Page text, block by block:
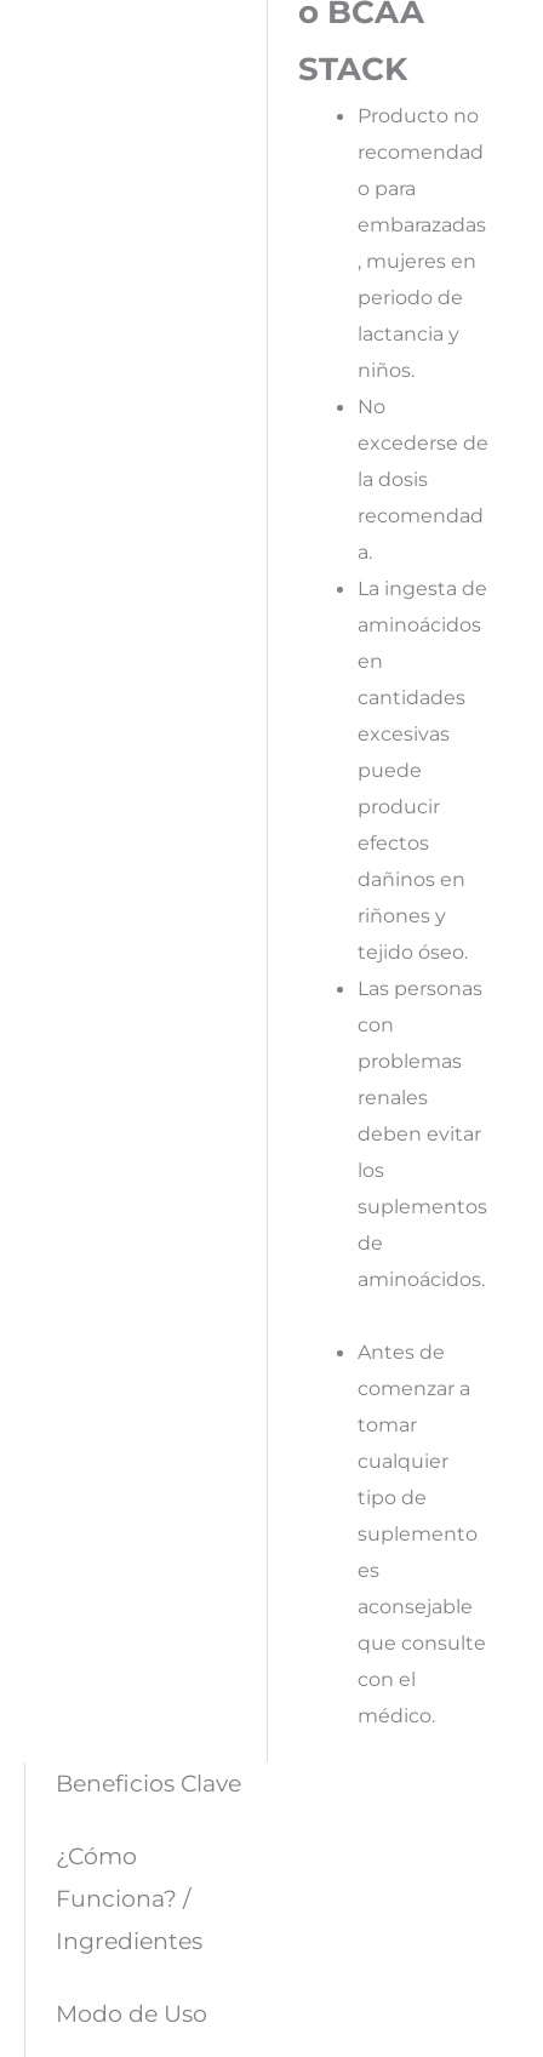
o BCAA
STACK
Producto no
recomendad
o para
embarazadas
, mujeres en
periodo de
lactancia y
niños.
No
excederse de
la dosis
recomendad
a.
La ingesta de
aminoácidos
en
cantidades
excesivas
puede
producir
efectos
dañinos en
riñones y
tejido óseo.
Las personas
con
problemas
renales
deben evitar
los
suplementos
de
aminoácidos.
Antes de
comenzar a
tomar
cualquier
tipo de
suplemento
es
aconsejable
que consulte
con el
médico.
Beneficios Clave
¿Cómo
Funciona? /
Ingredientes
Modo de Uso